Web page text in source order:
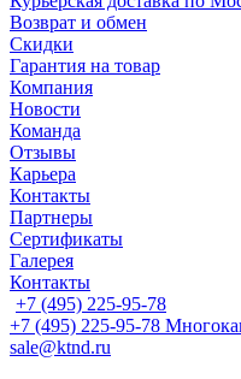
Возврат и обмен
Скидки
Гарантия на товар
Компания
Новости
Команда
Отзывы
Карьера
Контакты
Партнеры
Сертификаты
Галерея
Контакты
+7 (495) 225-95-78
+7 (495) 225-95-78
sale@ktnd.ru